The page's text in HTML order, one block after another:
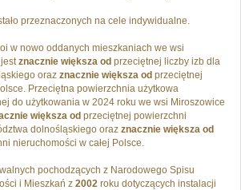
przeznaczonych na cele indywidualne.
w nowo oddanych mieszkaniach we wsi
znacznie większa od przeciętnej liczby izb dla
oraz znacznie większa od przeciętnej
Przeciętna powierzchnia użytkowa
do użytkowania w 2024 roku we wsi Miroszowice
większa od przeciętnej powierzchni
dolnośląskiego oraz znacznie większa od
nieruchomości w całej Polsce.
pochodzących z Narodowego Spisu
i Mieszkań z 2002 roku dotyczących instalacji